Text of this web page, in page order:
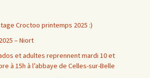
Croctoo printemps 2025 :)
– Niort
et adultes reprennent mardi 10 et
à 15h à l’abbaye de Celles-sur-Belle